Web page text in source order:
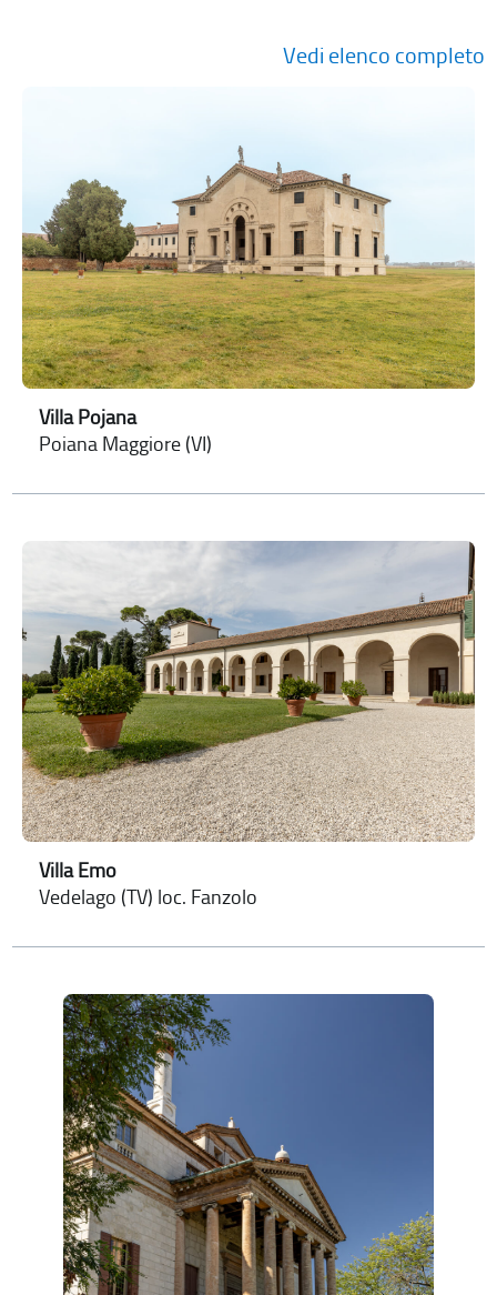
Vedi elenco completo
Villa Pojana
Poiana Maggiore (VI)
Villa Emo
Vedelago (TV) loc. Fanzolo